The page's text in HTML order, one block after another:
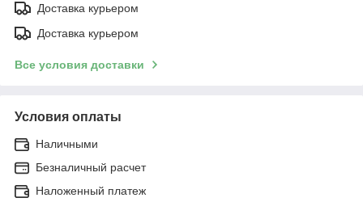
Доставка курьером
Доставка курьером
Все условия доставки
Условия оплаты
Наличными
Безналичный расчет
Наложенный платеж